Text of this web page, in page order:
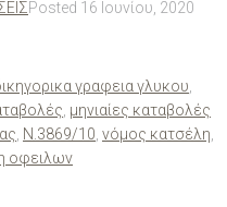
Posted 16 Ιουνίου, 2020
γραφεια γλυκου
μηνιαίες καταβολές
Ν.3869/10 νόμος κατσέλη
οφειλων